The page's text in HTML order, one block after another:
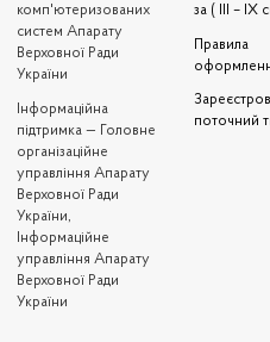
комп'ютеризованих
систем Апарату
Верховної Ради
України
Iнформаційна
підтримка — Головне
організаційне
управління Апарату
Верховної Ради
України,
Інформаційне
управління Апарату
Верховної Ради
України
за ( III – IX
Правила
поточний